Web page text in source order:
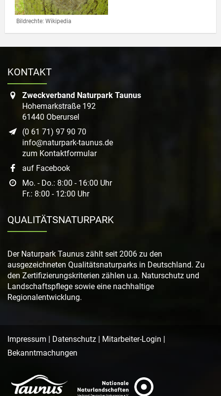
Link zur Großansicht eines Stimmungsbildes
Bildrechte: Wikipedia
KONTAKT
Zweckverband Naturpark Taunus
Hohemarkstraße 192
61440 Oberursel
(0 61 71) 97 90 70
info@naturpark-taunus.de
zum Kontaktformular
auf Facebook
Mo. - Do.: 8:00 - 16:00 Uhr
Fr.: 8:00 - 12:00 Uhr
QUALITÄTSNATURPARK
Der Naturpark Taunus zählt seit 2006 zu den
ausgezeichneten Qualitätsnaturparks in Deutschland. Zu
den Zertifizierungskriterien zählen u.a. Naturschutz und
Landschaftspflege sowie eine nachhaltige
Regionalentwicklung.
Impressum | Datenschutz | Mitarbeiter-Login |
Bekanntmachungen